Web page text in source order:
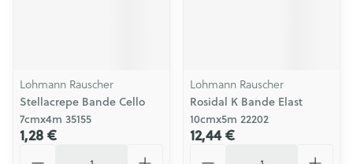
Lohmann Rauscher
Stellacrepe Bande Cello
7cmx4m 35155
1,28 €
Lohmann Rauscher
Rosidal K Bande Elast
10cmx5m 22202
12,44 €